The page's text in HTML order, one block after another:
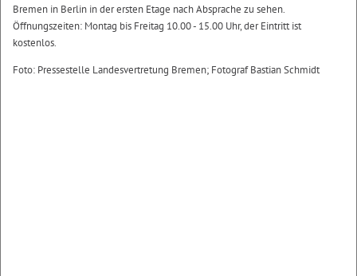
Bremen in Berlin in der ersten Etage nach Absprache zu sehen.
Öffnungszeiten: Montag bis Freitag 10.00 - 15.00 Uhr, der Eintritt ist
kostenlos.
Foto: Pressestelle Landesvertretung Bremen; Fotograf Bastian Schmidt